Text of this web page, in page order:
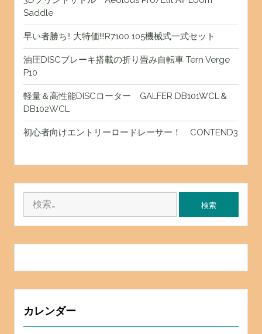
Saddle
早い者勝ち!! 大特価!!!R7100 105機械式一式セット
油圧DISCブレーキ搭載の折り畳み自転車 Tern Verge
P10
軽量＆高性能DISCローター GALFER DB101WCL＆
DB102WCL
初心者向けエントリーロードレーサー！ CONTEND3
カレンダー